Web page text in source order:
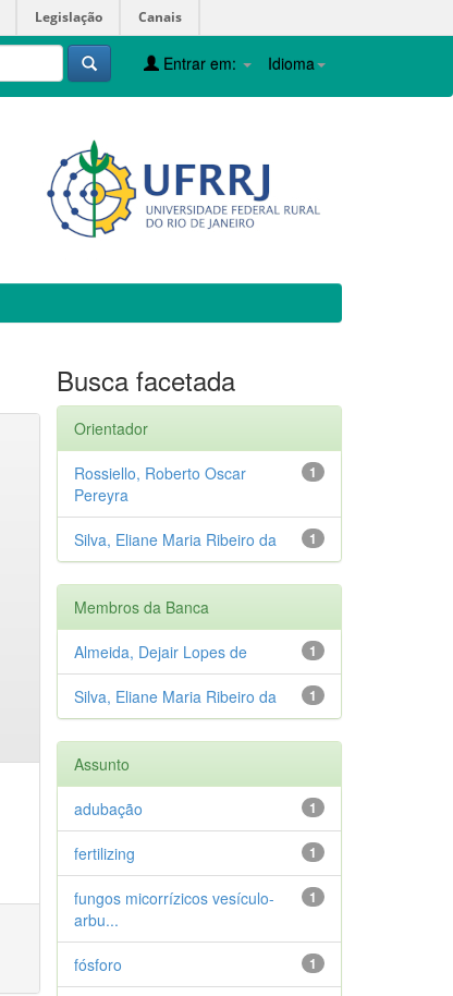
Legislação Canais
Idioma
Entrar em:
Busca facetada
Orientador
1
Rossiello, Roberto Oscar
Pereyra
1
Silva, Eliane Maria Ribeiro da
Membros da Banca
1
Almeida, Dejair Lopes de
1
Silva, Eliane Maria Ribeiro da
Assunto
1
adubação
1
fertilizing
1
fungos micorrízicos vesículo-
arbu...
1
fósforo